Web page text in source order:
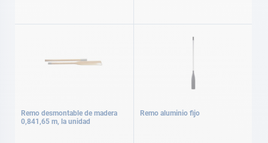
Remo desmontable de madera
0,841,65 m, la unidad
Remo aluminio fijo